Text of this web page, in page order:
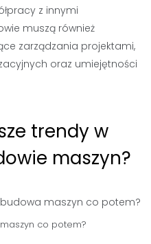
z innymi
muszą również
zarządzania projektami,
oraz umiejętności
trendy w
maszyn?
co potem?